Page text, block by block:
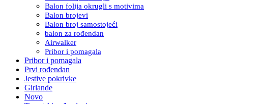
Balon folija okrugli s motivima
Balon brojevi
Balon broj samostojeći
balon za rođendan
Airwalker
Pribor i pomagala
Pribor i pomagala
Prvi rođendan
Jestive pokrivke
Girlande
Novo